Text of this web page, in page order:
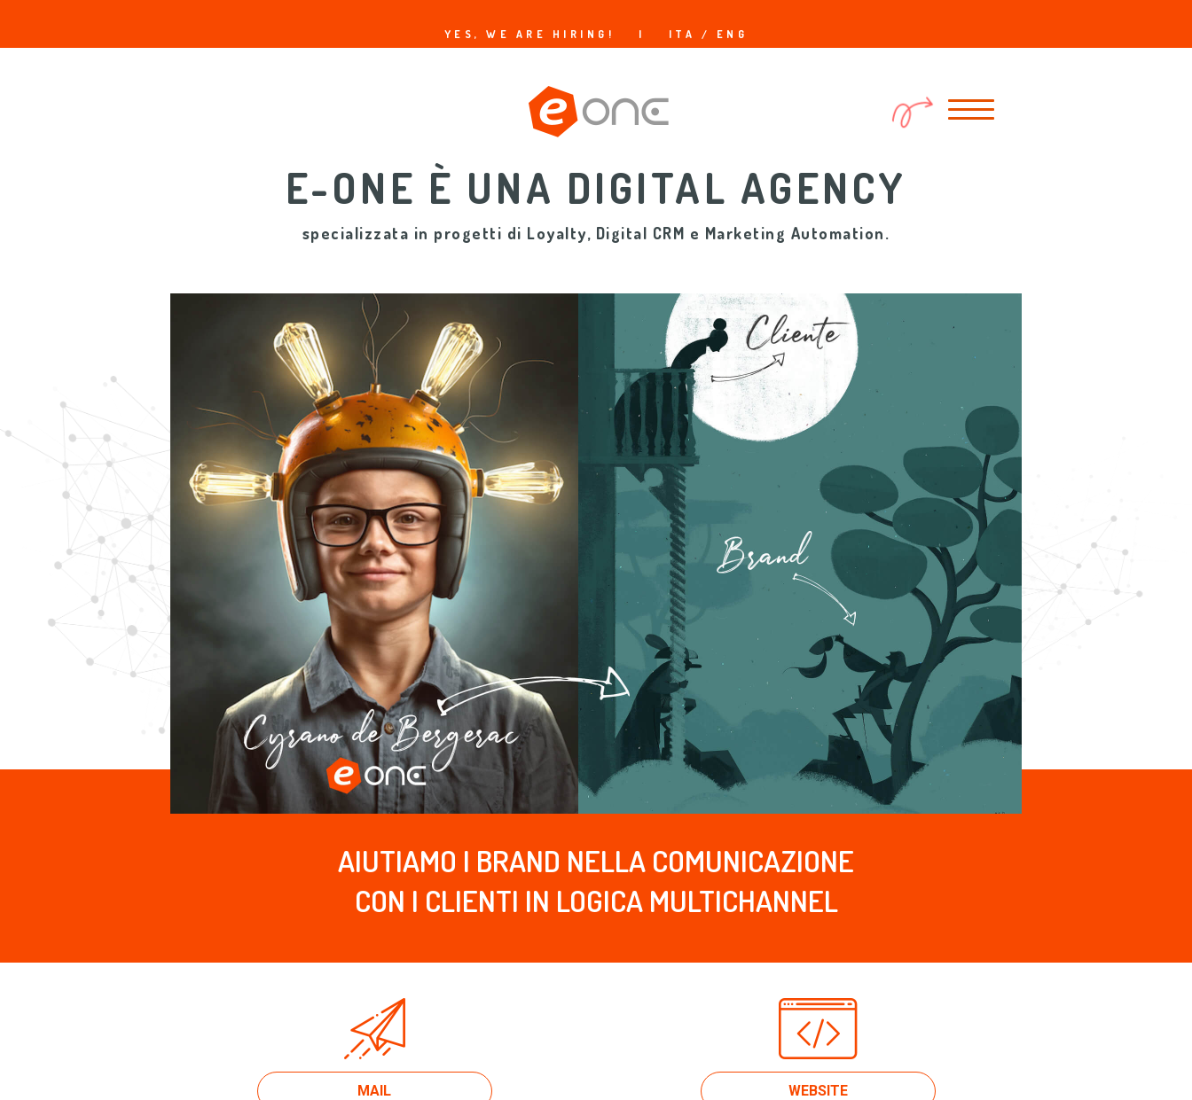
YES, WE ARE HIRING! | ITA / ENG
E-ONE È UNA DIGITAL AGENCY
specializzata in progetti di Loyalty, Digital CRM e Marketing Automation.
AIUTIAMO I BRAND NELLA COMUNICAZIONE
CON I CLIENTI IN LOGICA MULTICHANNEL
MAIL WEBSITE